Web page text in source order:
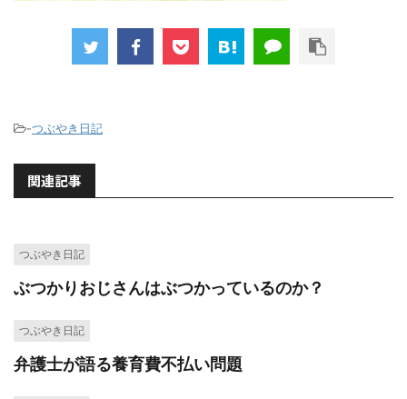
-つぶやき日記
関連記事
つぶやき日記
ぶつかりおじさんはぶつかっているのか？
つぶやき日記
弁護士が語る養育費不払い問題